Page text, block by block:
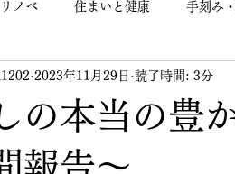
ノベ 住まいと健康 手刻み
の本当の豊
報告～
2023年11月29日 読了時間: 3分